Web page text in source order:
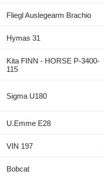
Fliegl Auslegearm Brachio
Hymas 31
Kita FINN - HORSE P-3400-
115
Sigma U180
U.Emme E28
VIN 197
Bobcat